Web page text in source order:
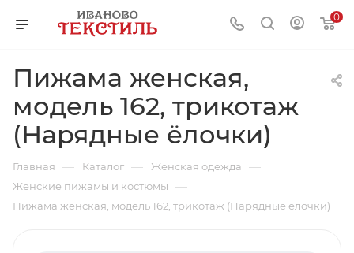
0
Пижама женская,
модель 162, трикотаж
(Нарядные ёлочки)
Главная — Каталог — Женская одежда —
Женские пижамы и костюмы —
Пижама женская, модель 162, трикотаж (Нарядные ёлочки)